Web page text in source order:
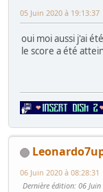
05 Juin 2020 à 19:13:37
oui moi aussi j'ai
le score a été
06 Juin 2020 à 08:28:31
Dernière édition: 06